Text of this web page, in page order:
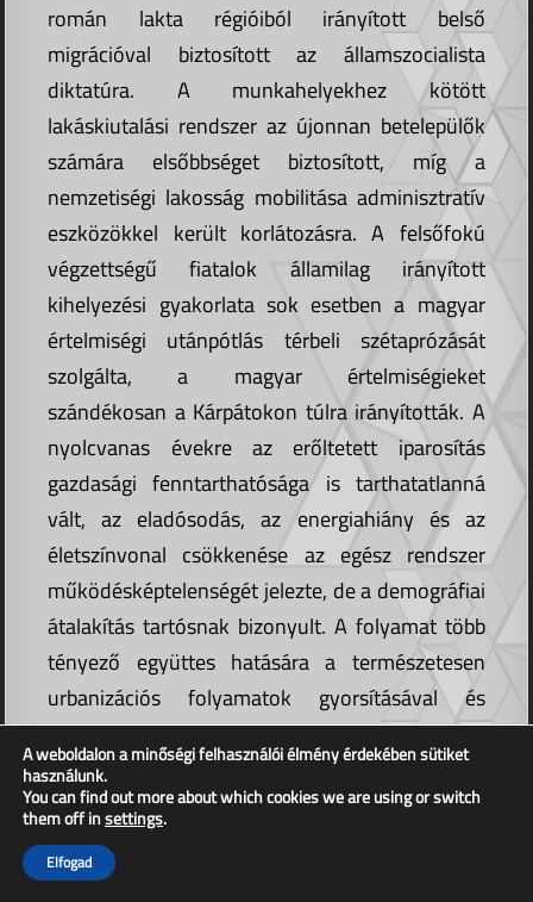
román lakta régióiból irányított belső
migrációval biztosított az államszocialista
diktatúra. A munkahelyekhez kötött
lakáskiutalási rendszer az újonnan betelepülők
számára elsőbbséget biztosított, míg a
nemzetiségi lakosság mobilitása adminisztratív
eszközökkel került korlátozásra. A felsőfokú
végzettségű fiatalok államilag irányított
kihelyezési gyakorlata sok esetben a magyar
értelmiségi utánpótlás térbeli szétaprózását
szolgálta, a magyar értelmiségieket
szándékosan a Kárpátokon túlra irányították. A
nyolcvanas évekre az erőltetett iparosítás
gazdasági fenntarthatósága is tarthatatlanná
vált, az eladósodás, az energiahiány és az
életszínvonal csökkenése az egész rendszer
működésképtelenségét jelezte, de a demográfiai
átalakítás tartósnak bizonyult. A folyamat több
tényező együttes hatására a természetesen
urbanizációs folyamatok gyorsításával és
mesterséges irányításával a nagyvárosok
„elrománosodását” eredményezte, így az
iparosítás a nemzetállami homogenizáció egyik
legjelentősebb eszközének bizonyult, és az
erdélyi nagyvárosok etnikai arányainak
A weboldalon a minőségi felhasználói élmény érdekében sütiket
használunk.
You can find out more about which cookies we are using or switch
them off insettings.
Elfogad